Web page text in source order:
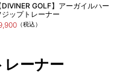
DIVINER GOLF】アーガイルハー
ジップトレーナー
（税込）
ーナー